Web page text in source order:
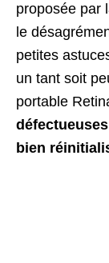
proposée par
le
petites
un tant soit
portable
bien